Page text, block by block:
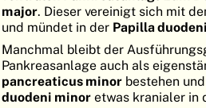
major. Dieser vereinigt sich mit
und mündet in der Papilla
Manchmal bleibt der
Pankreasanlage auch als
pancreaticus minor bestehen
duodeni minor etwas kranialer in